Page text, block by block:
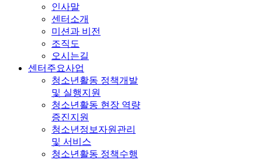
인사말
센터소개
미션과 비전
조직도
오시는길
센터주요사업
청소년활동 정책개발
및 실행지원
청소년활동 현장 역량
증진지원
청소년정보자원관리
및 서비스
청소년활동 정책수행